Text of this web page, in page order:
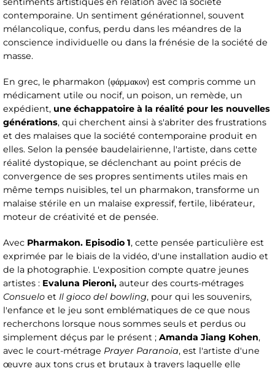
contemporaine. Un sentiment générationnel, souvent
mélancolique, confus, perdu dans les méandres de la
conscience individuelle ou dans la frénésie de la société de
masse.
En grec, le pharmakon (φάρμακον) est compris comme un
médicament utile ou nocif, un poison, un remède, un
expédient, une échappatoire à la réalité pour les nouvelles
générations, qui cherchent ainsi à s'abriter des frustrations
et des malaises que la société contemporaine produit en
elles. Selon la pensée baudelairienne, l'artiste, dans cette
réalité dystopique, se déclenchant au point précis de
convergence de ses propres sentiments utiles mais en
même temps nuisibles, tel un pharmakon, transforme un
malaise stérile en un malaise expressif, fertile, libérateur,
moteur de créativité et de pensée.
Avec Pharmakon. Episodio 1, cette pensée particulière est
exprimée par le biais de la vidéo, d'une installation audio et
de la photographie. L'exposition compte quatre jeunes
artistes : Evaluna Pieroni, auteur des courts-métrages
Consuelo et Il gioco del bowling, pour qui les souvenirs,
l'enfance et le jeu sont emblématiques de ce que nous
recherchons lorsque nous sommes seuls et perdus ou
simplement déçus par le présent ; Amanda Jiang Kohen,
avec le court-métrage Prayer Paranoia, est l'artiste d'une
œuvre aux tons crus et brutaux à travers laquelle elle